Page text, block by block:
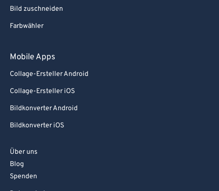
Bild zuschneiden
Farbwähler
Mobile Apps
Collage-Ersteller Android
Collage-Ersteller iOS
Bildkonverter Android
Bildkonverter iOS
Über uns
Blog
Spenden